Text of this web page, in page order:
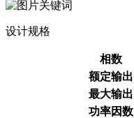
设计规格
相数
额定输出
最大输出
功率因数